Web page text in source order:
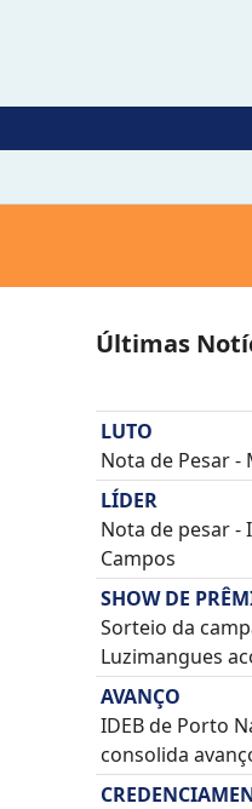
Últimas
LUTO
Nota de Pesar -
LÍDER
Nota de pesar -
Campos
SHOW DE
Sorteio da
Luzimangues
AVANÇO
IDEB de Porto
consolida